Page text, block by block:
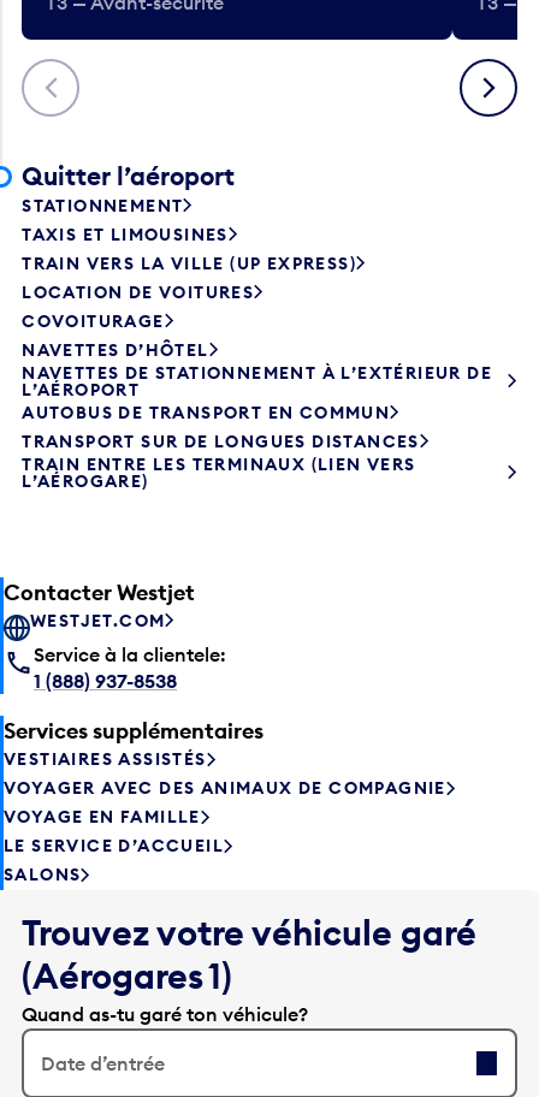
Précédent Suivant
Quitter l’aéroport
STATIONNEMENT
TAXIS ET LIMOUSINES
TRAIN VERS LA VILLE (UP EXPRESS)
LOCATION DE VOITURES
COVOITURAGE
NAVETTES D’HÔTEL
NAVETTES DE STATIONNEMENT À L’EXTÉRIEUR DE
L’AÉROPORT
AUTOBUS DE TRANSPORT EN COMMUN
TRANSPORT SUR DE LONGUES DISTANCES
TRAIN ENTRE LES TERMINAUX (LIEN VERS
L’AÉROGARE)
Contacter Westjet
WESTJET.COM
Service à la clientele:
1 (888) 937-8538
Services supplémentaires
VESTIAIRES ASSISTÉS
VOYAGER AVEC DES ANIMAUX DE COMPAGNIE
VOYAGE EN FAMILLE
LE SERVICE D’ACCUEIL
SALONS
Trouvez votre véhicule garé
(Aérogares 1)
Quand as-tu garé ton véhicule?
Date d’entrée